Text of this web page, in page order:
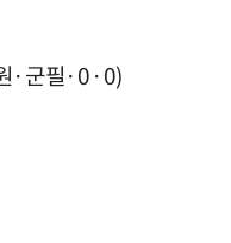
·군필·0·0)